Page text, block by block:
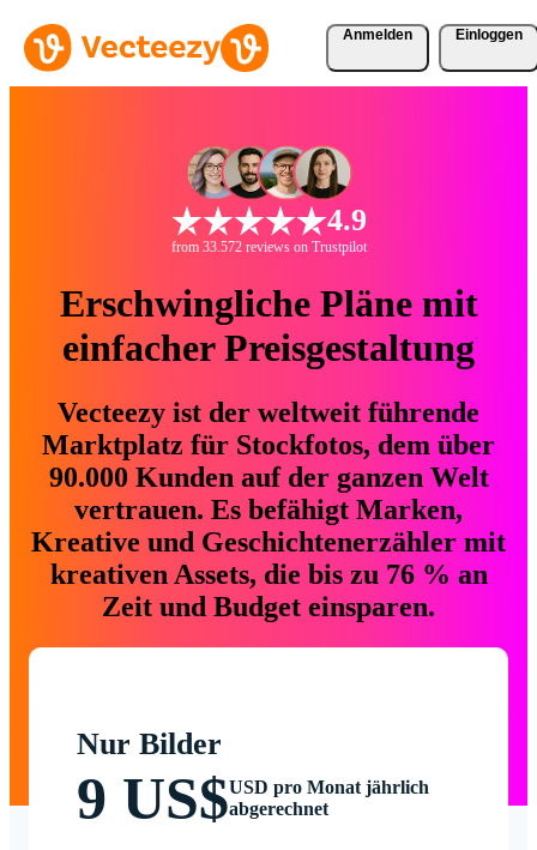
Anmelden Einloggen
4.9
from 33.572 reviews on Trustpilot
Erschwingliche Pläne mit
einfacher Preisgestaltung
Vecteezy ist der weltweit führende
Marktplatz für Stockfotos, dem über
90.000 Kunden auf der ganzen Welt
vertrauen. Es befähigt Marken,
Kreative und Geschichtenerzähler mit
kreativen Assets, die bis zu 76 % an
Zeit und Budget einsparen.
Nur Bilder
9 US$USD pro Monat jährlich
abgerechnet